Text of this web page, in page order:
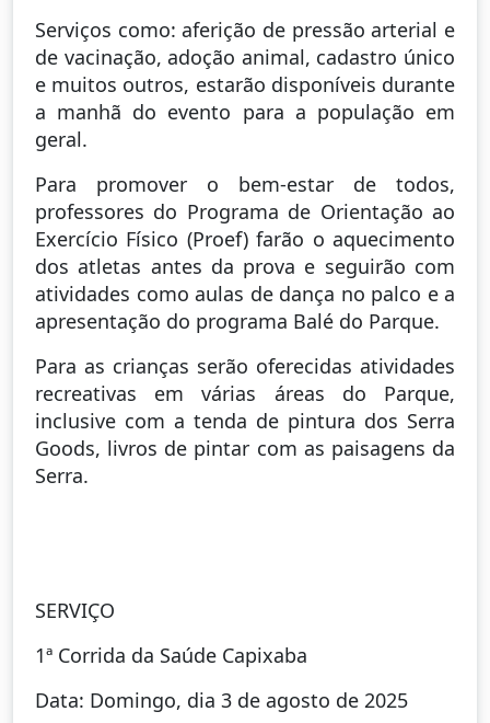
Serviços como: aferição de pressão arterial e
de vacinação, adoção animal, cadastro único
e muitos outros, estarão disponíveis durante
a manhã do evento para a população em
geral.
Para promover o bem-estar de todos,
professores do Programa de Orientação ao
Exercício Físico (Proef) farão o aquecimento
dos atletas antes da prova e seguirão com
atividades como aulas de dança no palco e a
apresentação do programa Balé do Parque.
Para as crianças serão oferecidas atividades
recreativas em várias áreas do Parque,
inclusive com a tenda de pintura dos Serra
Goods, livros de pintar com as paisagens da
Serra.
SERVIÇO
1ª Corrida da Saúde Capixaba
Data: Domingo, dia 3 de agosto de 2025